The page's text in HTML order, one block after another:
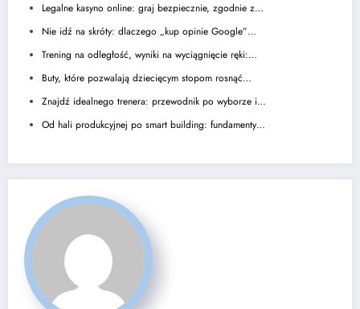
Legalne kasyno online: graj bezpiecznie, zgodnie z…
Nie idź na skróty: dlaczego „kup opinie Google”…
Trening na odległość, wyniki na wyciągnięcie ręki:…
Buty, które pozwalają dziecięcym stopom rosnąć…
Znajdź idealnego trenera: przewodnik po wyborze i…
Od hali produkcyjnej po smart building: fundamenty…